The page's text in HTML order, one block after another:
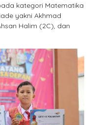
kategori Matematika
yakni Akhmad
Halim (2C), dan